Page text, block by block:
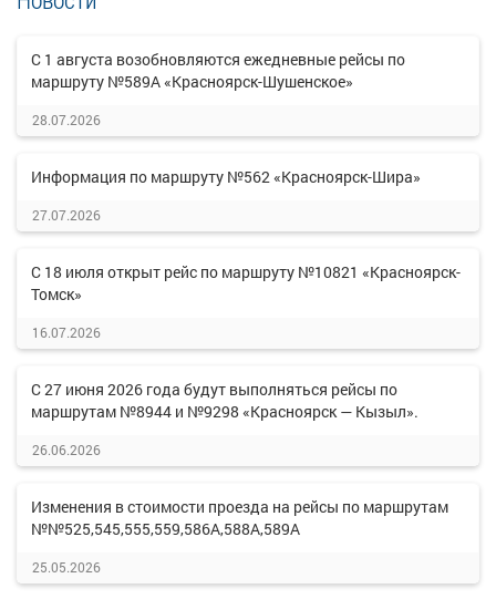
С 1 августа возобновляются ежедневные рейсы по
маршруту №589А «Красноярск-Шушенское»
28.07.2026
Информация по маршруту №562 «Красноярск-Шира»
27.07.2026
С 18 июля открыт рейс по маршруту №10821 «Красноярск-
Томск»
16.07.2026
С 27 июня 2026 года будут выполняться рейсы по
маршрутам №8944 и №9298 «Красноярск — Кызыл».
26.06.2026
Изменения в стоимости проезда на рейсы по маршрутам
№№525,545,555,559,586А,588А,589А
25.05.2026